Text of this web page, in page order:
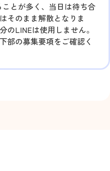
とが多く、当日は待ち合
そのまま解散となりま
のLINEは使用しません。
部の募集要項をご確認く